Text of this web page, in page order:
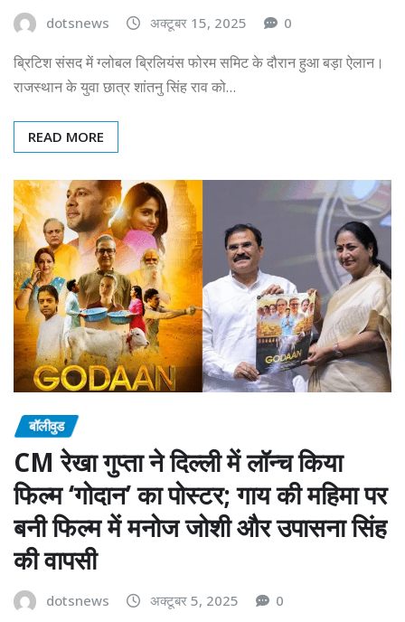
dotsnews अक्टूबर 15, 2025 0
ब्रिटिश संसद में ग्लोबल ब्रिलियंस फोरम समिट के दौरान हुआ बड़ा ऐलान।
राजस्थान के युवा छात्र शांतनु सिंह राव को…
READ MORE
बॉलीवुड
CM रेखा गुप्ता ने दिल्ली में लॉन्च किया
फिल्म ‘गोदान’ का पोस्टर; गाय की महिमा पर
बनी फिल्म में मनोज जोशी और उपासना सिंह
की वापसी
dotsnews अक्टूबर 5, 2025 0